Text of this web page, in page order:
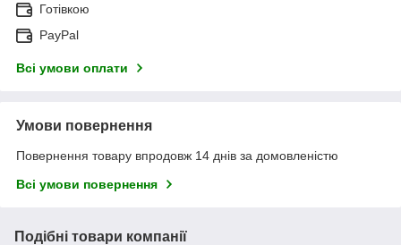
Готівкою
PayPal
Всі умови оплати
Умови повернення
Повернення товару впродовж 14 днів за домовленістю
Всі умови повернення
Подібні товари компанії